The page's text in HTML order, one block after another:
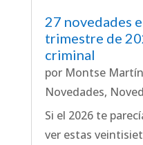
27 novedades
trimestre de
criminal
por Montse Martín
Novedades,
Si el 2026 te
ver estas